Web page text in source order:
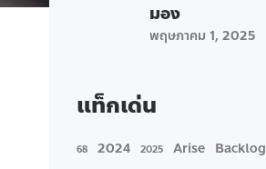
มอง
พฤษภาคม 1, 2025
แท็กเด่น
68 2024 2025 Arise Backlog